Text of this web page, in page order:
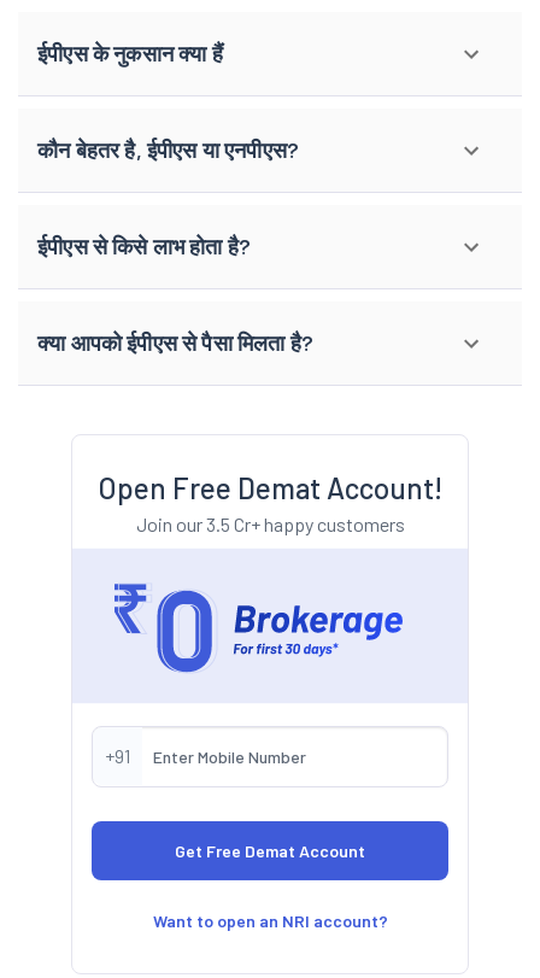
ईपीएस के नुकसान क्या हैं
कौन बेहतर है, ईपीएस या एनपीएस?
ईपीएस से किसे लाभ होता है?
क्या आपको ईपीएस से पैसा मिलता है?
Open Free Demat Account!
Join our 3.5 Cr+ happy customers
+91
Want to open an NRI account?